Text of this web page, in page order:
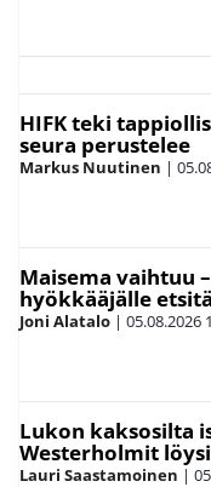
HIFK teki
seura perustelee
Markus Nuutinen |
Maisema vaihtuu
hyökkääjälle
Joni Alatalo | 05.08.2026
Lukon kaksosilta
Westerholmit
Lauri Saastamoinen |